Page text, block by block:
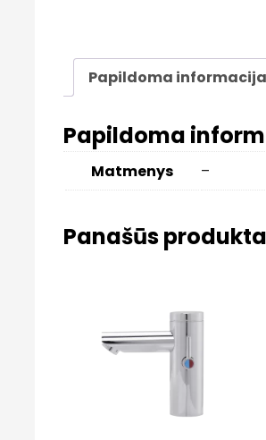
Papildoma informacija
Papildoma
Matmenys –
Panašūs